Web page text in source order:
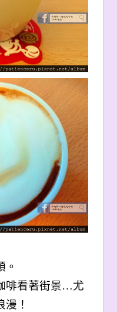
。
啡看著街景…尤
！